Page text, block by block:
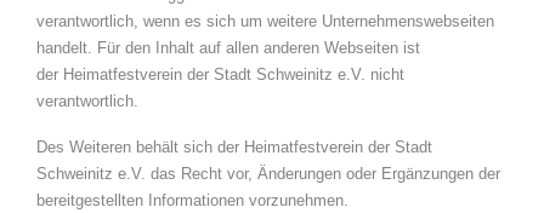
verantwortlich, wenn es sich um weitere Unternehmenswebseiten
handelt. Für den Inhalt auf allen anderen Webseiten ist
der Heimatfestverein der Stadt Schweinitz e.V. nicht
verantwortlich.
Des Weiteren behält sich der Heimatfestverein der Stadt
Schweinitz e.V. das Recht vor, Änderungen oder Ergänzungen der
bereitgestellten Informationen vorzunehmen.